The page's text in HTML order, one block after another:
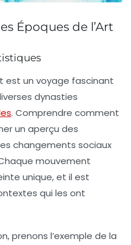
Époques de l’Art
est un voyage fascinant
dynasties
. Comprendre comment
un aperçu des
changements sociaux
mouvement
unique, et il est
qui les ont
prenons l’exemple de la